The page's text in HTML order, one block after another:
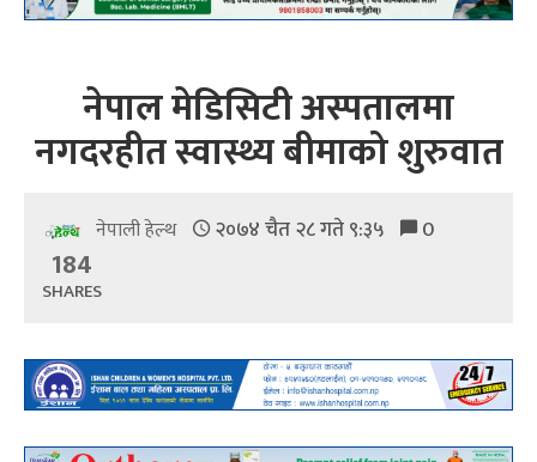
नेपाल मेडिसिटी अस्पतालमा
नगदरहीत स्वास्थ्य बीमाको शुरुवात
नेपाली हेल्थ २०७४ चैत २८ गते ९:३५ 0
184
SHARES